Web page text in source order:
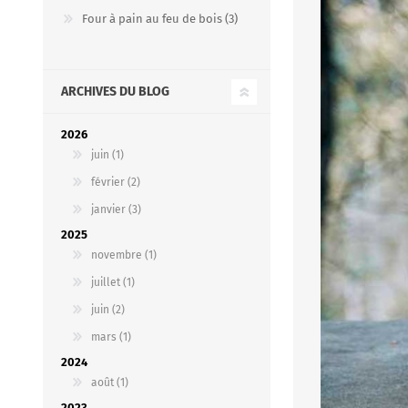
GAZ
Four à pizza au gaz FUMUS
Blanc 80, 100, 120
Four à pizza au gaz FUMUS
Noir 80, 100, 120
ACCESSOIRES POUR
À BOIS
Four à pain au feu de bois (3)
ARCHIVES DU BLOG
2026
juin (1)
février (2)
janvier (3)
2025
novembre (1)
juillet (1)
juin (2)
mars (1)
2024
août (1)